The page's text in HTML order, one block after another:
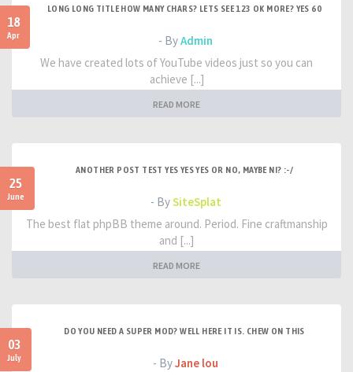
18
Apr
LONG LONG TITLE HOW MANY CHARS? LETS SEE 123 OK MORE? YES 60
- ByAdmin
We have created lots of YouTube videos just so you can
achieve [...]
READ MORE
25
June
ANOTHER POST TEST YES YES YES OR NO, MAYBE NI? :-/
- BySiteSplat
The best flat phpBB theme around. Period. Fine craftmanship
and [...]
READ MORE
03
July
DO YOU NEED A SUPER MOD? WELL HERE IT IS. CHEW ON THIS
- ByJane lou